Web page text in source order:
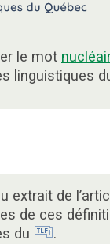
le mot
linguistiques
extrait de
de ces
du
.